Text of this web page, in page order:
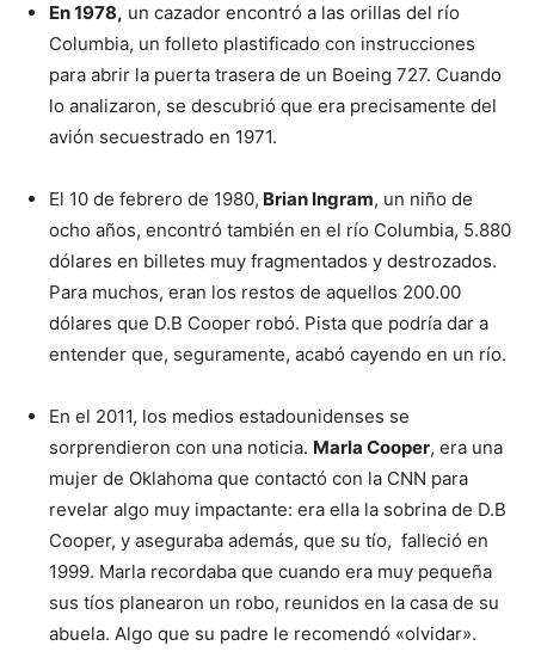
En 1978, un cazador encontró a las orillas del río
Columbia, un folleto plastificado con instrucciones
para abrir la puerta trasera de un Boeing 727. Cuando
lo analizaron, se descubrió que era precisamente del
avión secuestrado en 1971.
El 10 de febrero de 1980, Brian Ingram, un niño de
ocho años, encontró también en el río Columbia, 5.880
dólares en billetes muy fragmentados y destrozados.
Para muchos, eran los restos de aquellos 200.00
dólares que D.B Cooper robó. Pista que podría dar a
entender que, seguramente, acabó cayendo en un río.
En el 2011, los medios estadounidenses se
sorprendieron con una noticia. Marla Cooper, era una
mujer de Oklahoma que contactó con la CNN para
revelar algo muy impactante: era ella la sobrina de D.B
Cooper, y aseguraba además, que su tío, falleció en
1999. Marla recordaba que cuando era muy pequeña
sus tíos planearon un robo, reunidos en la casa de su
abuela. Algo que su padre le recomendó «olvidar».